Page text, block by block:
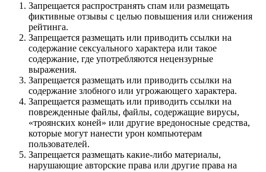
Запрещается распространять спам или размещать
фиктивные отзывы с целью повышения или снижения
рейтинга.
Запрещается размещать или приводить ссылки на
содержание сексуального характера или такое
содержание, где употребляются нецензурные
выражения.
Запрещается размещать или приводить ссылки на
содержание злобного или угрожающего характера.
Запрещается размещать или приводить ссылки на
поврежденные файлы, файлы, содержащие вирусы,
«троянских коней» или другие вредоносные средства,
которые могут нанести урон компьютерам
пользователей.
Запрещается размещать какие-либо материалы,
нарушающие авторские права или другие права на